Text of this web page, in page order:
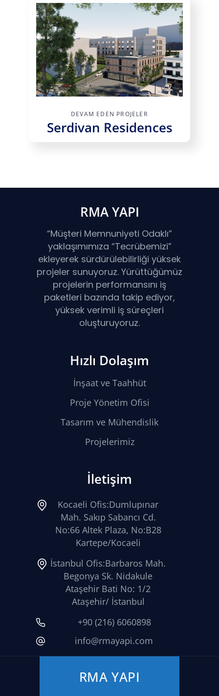
DEVAM EDEN PROJELER
Serdivan Residences
RMA YAPI
“Müşteri Memnuniyeti Odaklı”
yaklaşımımıza “Tecrübemizi”
ekleyerek sürdürülebilirliği yüksek
projeler sunuyoruz. Yürüttüğümüz
projelerin performansını iş
paketleri bazında takip ediyor,
yüksek verimli iş süreçleri
oluşturuyoruz.
Hızlı Dolaşım
İnşaat ve Taahhüt
Proje Yönetim Ofisi
Tasarım ve Mühendislik
Projelerimiz
İletişim
Kocaeli Ofis:Dumlupınar
Mah. Sakıp Sabancı Cd.
No:66 Altek Plaza, No:B28
Kartepe/Kocaeli
İstanbul Ofis:Barbaros Mah.
Begonya Sk. Nidakule
Ataşehir Bati No: 1/2
Ataşehir/ İstanbul
+90 (216) 6060898
info@rmayapi.com
RMA YAPI